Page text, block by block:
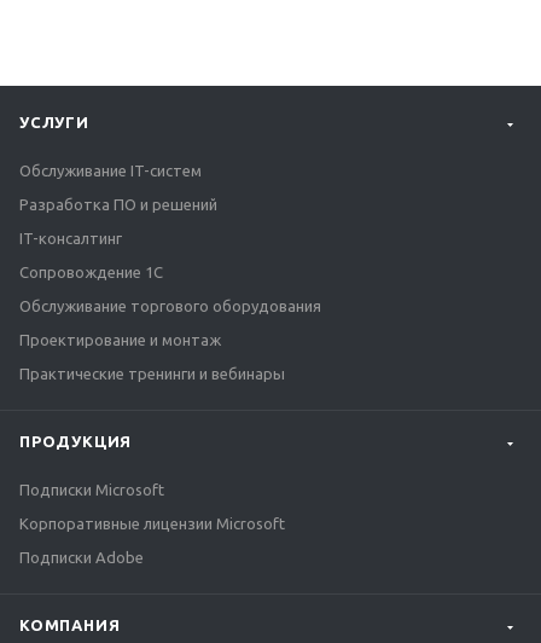
УСЛУГИ
Обслуживание IT-систем
Разработка ПО и решений
IT-консалтинг
Сопровождение 1С
Обслуживание торгового оборудования
Проектирование и монтаж
Практические тренинги и вебинары
ПРОДУКЦИЯ
Подписки Microsoft
Корпоративные лицензии Microsoft
Подписки Adobe
КОМПАНИЯ